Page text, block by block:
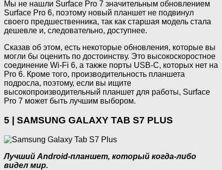
Мы не нашли Surface Pro 7 значительным обновлением
Surface Pro 6, поэтому новый планшет не подвинул
своего предшественника, так как старшая модель стала
дешевле и, следовательно, доступнее.
Сказав об этом, есть некоторые обновления, которые вы
могли бы оценить по достоинству. Это высокоскоростное
соединение Wi-Fi 6, а также порты USB-C, которых нет на
Pro 6. Кроме того, производительность планшета
подросла, поэтому, если вы ищите
высокопроизводительный планшет для работы, Surface
Pro 7 может быть лучшим выбором.
5 | SAMSUNG GALAXY TAB S7 PLUS
Лучший Android-планшет, который когда-либо
видел мир.